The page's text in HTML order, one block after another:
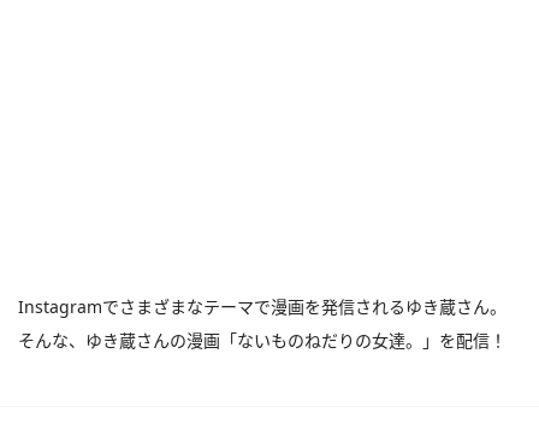
Instagramでさまざまなテーマで漫画を発信されるゆき蔵さん。
そんな、ゆき蔵さんの漫画「ないものねだりの女達。」を配信！